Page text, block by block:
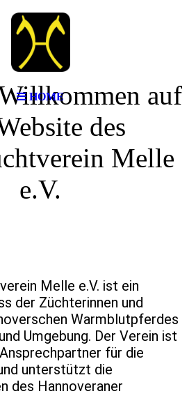
HOME
auf
des
Melle
e.V.
Melle e.V. ist ein
der Züchterinnen und
Warmblutpferdes
Umgebung. Der Verein ist
für die
unterstützt die
des Hannoveraner